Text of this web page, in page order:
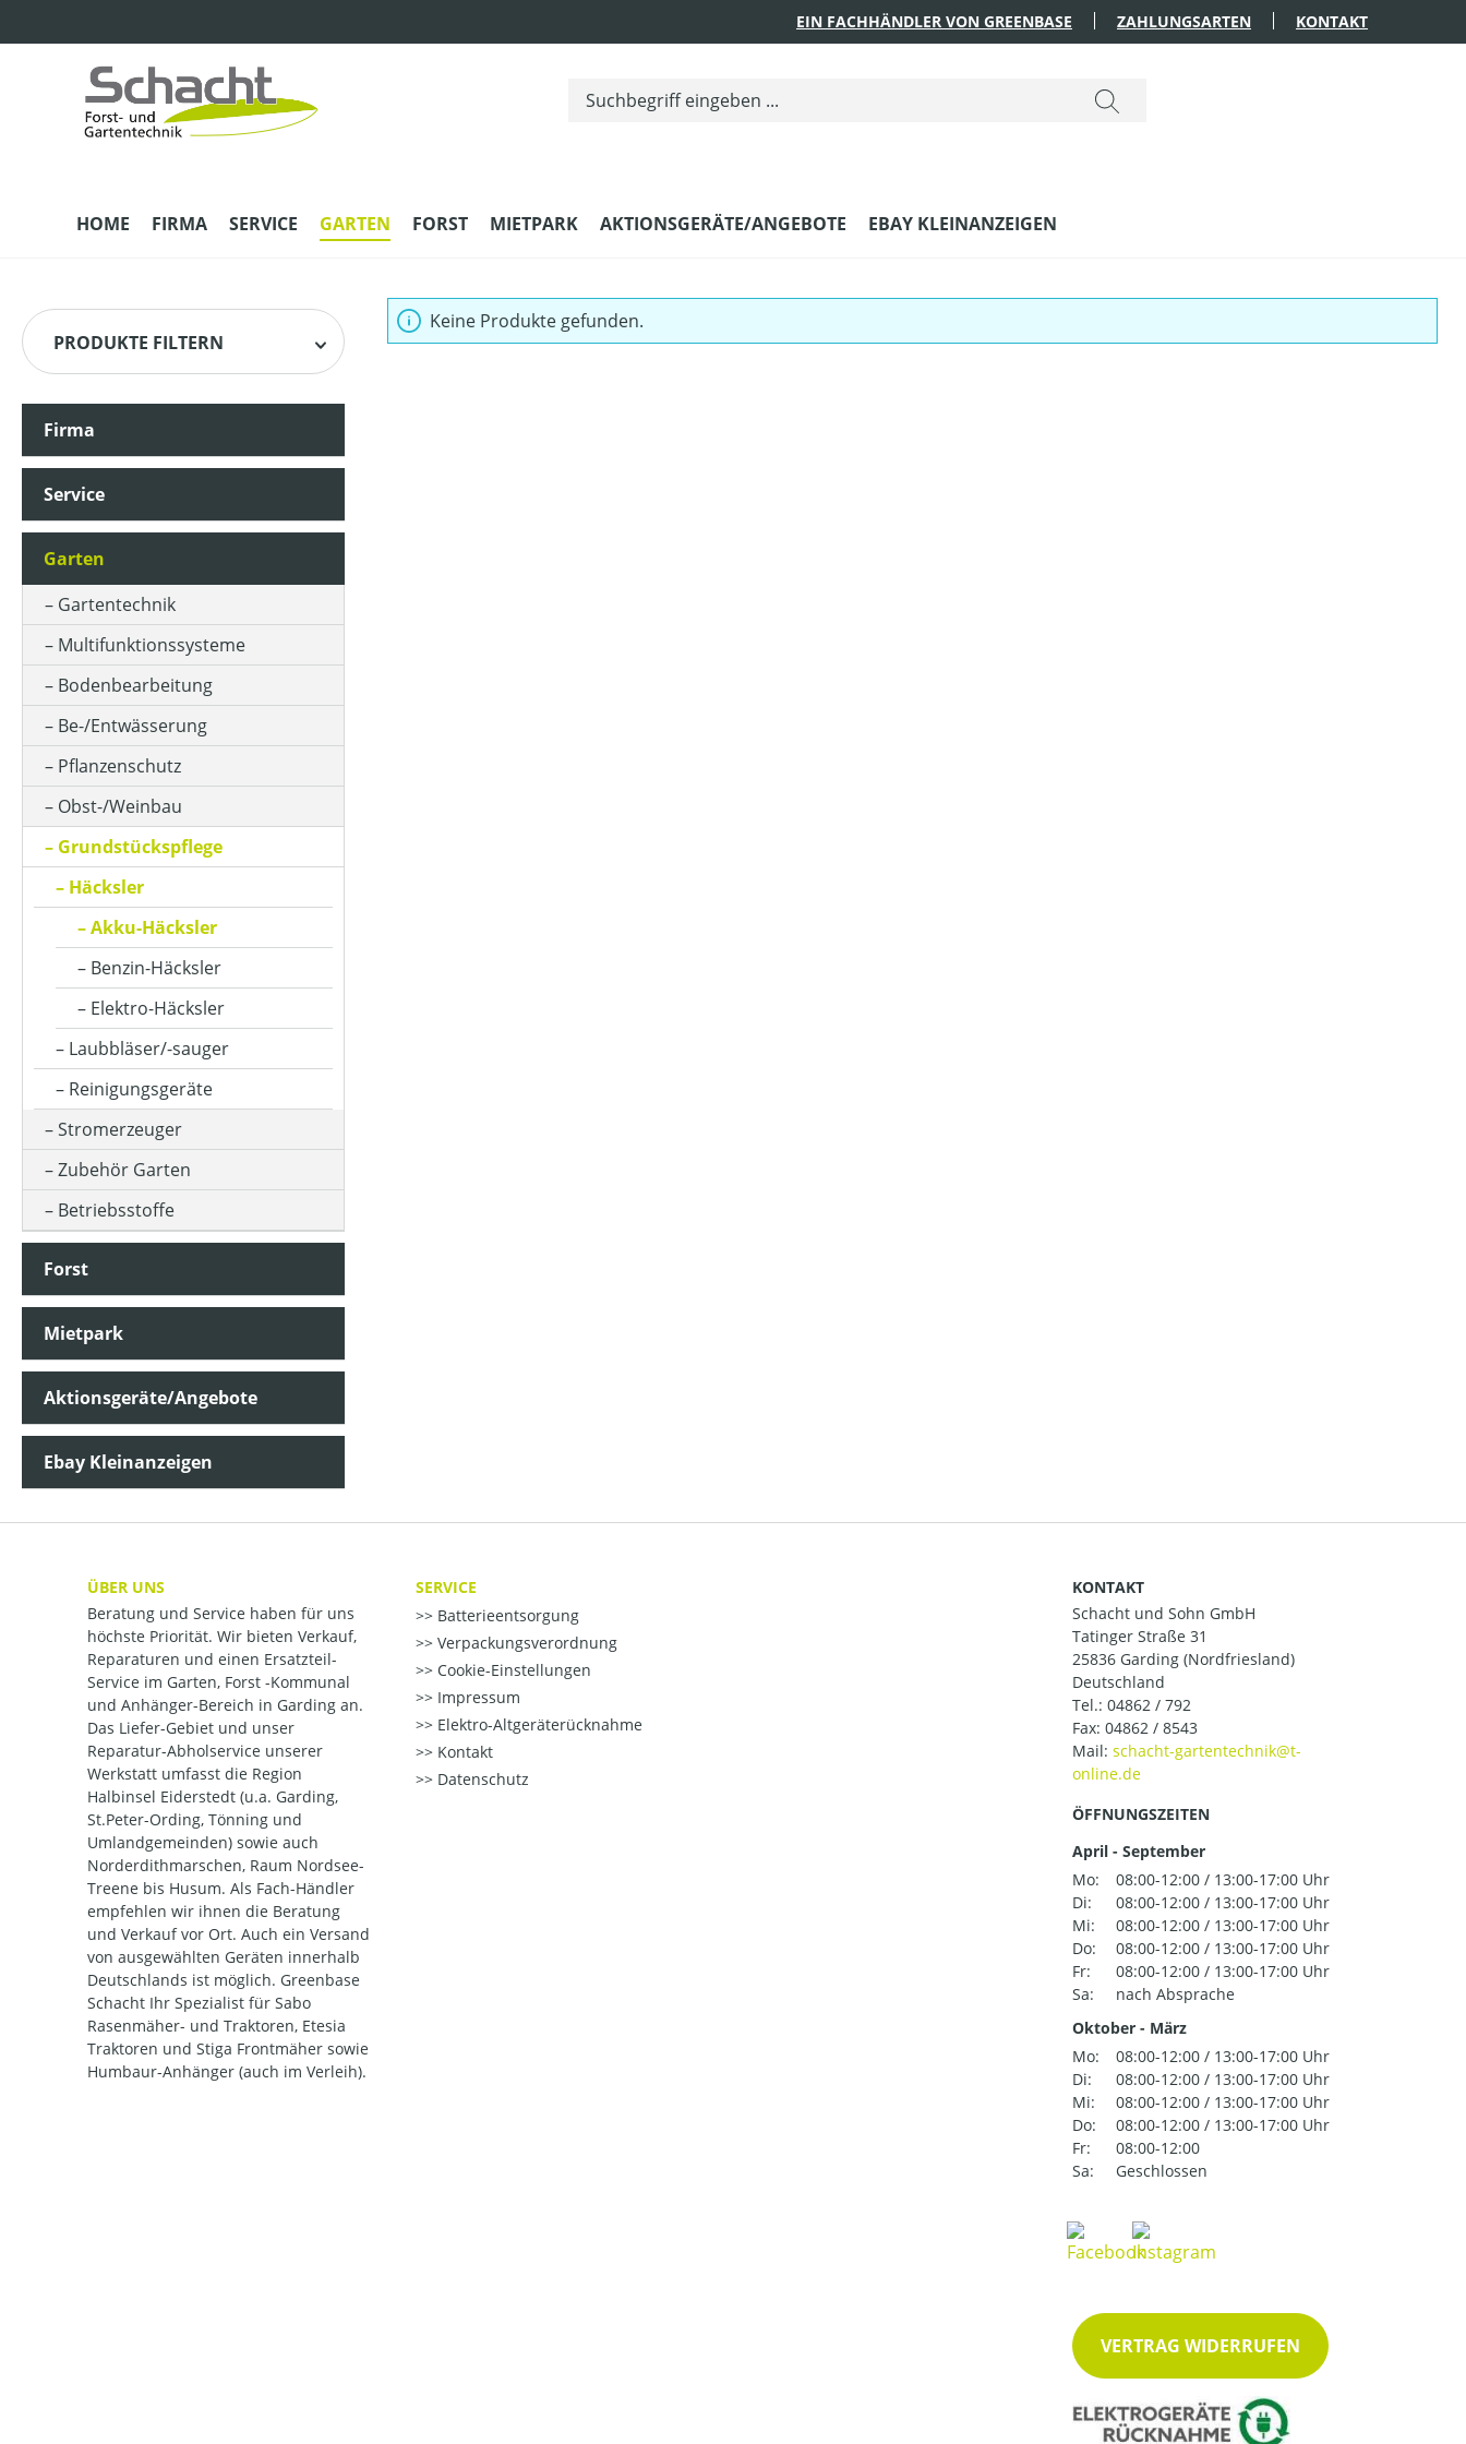
EIN FACHHÄNDLER VON GREENBASE ZAHLUNGSARTEN KONTAKT
HOME FIRMA SERVICE GARTEN FORST MIETPARK AKTIONSGERÄTE/ANGEBOTE EBAY KLEINANZEIGEN
PRODUKTE FILTERN
Firma
Service
Garten
Gartentechnik
Multifunktionssysteme
Bodenbearbeitung
Be-/Entwässerung
Pflanzenschutz
Obst-/Weinbau
Grundstückspflege
Häcksler
Akku-Häcksler
Benzin-Häcksler
Elektro-Häcksler
Laubbläser/-sauger
Reinigungsgeräte
Stromerzeuger
Zubehör Garten
Betriebsstoffe
Forst
Mietpark
Aktionsgeräte/Angebote
Ebay Kleinanzeigen
Keine Produkte gefunden.
ÜBER UNS
Beratung und Service haben für uns
höchste Priorität. Wir bieten Verkauf,
Reparaturen und einen Ersatzteil-
Service im Garten, Forst -Kommunal
und Anhänger-Bereich in Garding an.
Das Liefer-Gebiet und unser
Reparatur-Abholservice unserer
Werkstatt umfasst die Region
Halbinsel Eiderstedt (u.a. Garding,
St.Peter-Ording, Tönning und
Umlandgemeinden) sowie auch
Norderdithmarschen, Raum Nordsee-
Treene bis Husum. Als Fach-Händler
empfehlen wir ihnen die Beratung
und Verkauf vor Ort. Auch ein Versand
von ausgewählten Geräten innerhalb
Deutschlands ist möglich. Greenbase
Schacht Ihr Spezialist für Sabo
Rasenmäher- und Traktoren, Etesia
Traktoren und Stiga Frontmäher sowie
Humbaur-Anhänger (auch im Verleih).
SERVICE
Batterieentsorgung
Verpackungsverordnung
Cookie-Einstellungen
Impressum
Elektro-Altgeräterücknahme
Kontakt
Datenschutz
KONTAKT
Schacht und Sohn GmbH
Tatinger Straße 31
25836 Garding (Nordfriesland)
Deutschland
Tel.: 04862 / 792
Fax: 04862 / 8543
Mail:
ÖFFNUNGSZEITEN
April - September
Mo:
08:00-12:00 / 13:00-17:00 Uhr
Di:
08:00-12:00 / 13:00-17:00 Uhr
Mi:
08:00-12:00 / 13:00-17:00 Uhr
Do:
08:00-12:00 / 13:00-17:00 Uhr
Fr:
08:00-12:00 / 13:00-17:00 Uhr
Sa:
nach Absprache
Oktober - März
Mo:
08:00-12:00 / 13:00-17:00 Uhr
Di:
08:00-12:00 / 13:00-17:00 Uhr
Mi:
08:00-12:00 / 13:00-17:00 Uhr
Do:
08:00-12:00 / 13:00-17:00 Uhr
Fr:
08:00-12:00
Sa:
Geschlossen
VERTRAG WIDERRUFEN